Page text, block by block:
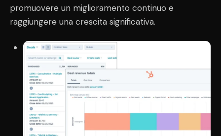
promuovere un miglioramento continuo e
raggiungere una crescita significativa.